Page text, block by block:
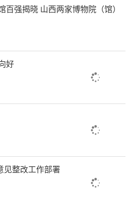
强揭晓 山西两家博物院（馆）
好
见整改工作部署